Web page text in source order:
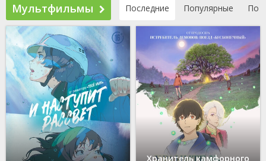
Мультфильмы Последние Популярные По
Хранитель камфорного